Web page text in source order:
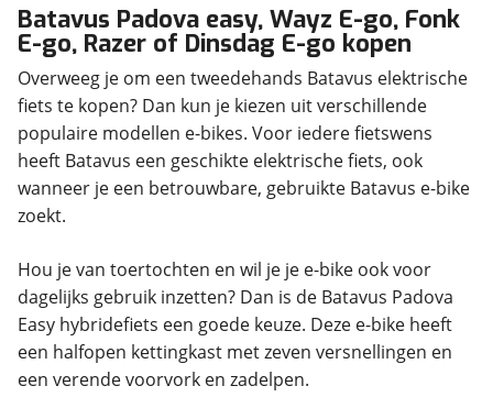
Batavus Padova easy, Wayz E-go, Fonk
E-go, Razer of Dinsdag E-go kopen
Overweeg je om een tweedehands Batavus elektrische
fiets te kopen? Dan kun je kiezen uit verschillende
populaire modellen e-bikes. Voor iedere fietswens
heeft Batavus een geschikte elektrische fiets, ook
wanneer je een betrouwbare, gebruikte Batavus e-bike
zoekt.
Hou je van toertochten en wil je je e-bike ook voor
dagelijks gebruik inzetten? Dan is de Batavus Padova
Easy hybridefiets een goede keuze. Deze e-bike heeft
een halfopen kettingkast met zeven versnellingen en
een verende voorvork en zadelpen.